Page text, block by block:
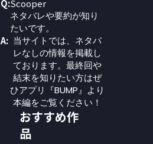
Q:Scooper
ネタバレや要約が知り
たいです。
A: 当サイトでは、ネタバ
レなしの情報を掲載し
ております。最終回や
結末を知りたい方はぜ
ひアプリ『BUMP』より
本編をご覧ください！
おすすめ作
品